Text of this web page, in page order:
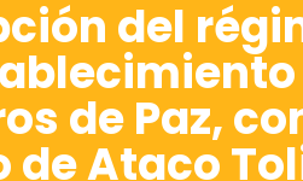
del
de Paz,
Ataco